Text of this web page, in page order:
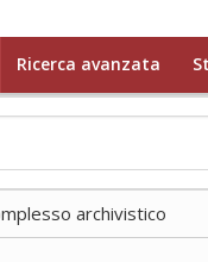
Ricerca avanzata
archivistico